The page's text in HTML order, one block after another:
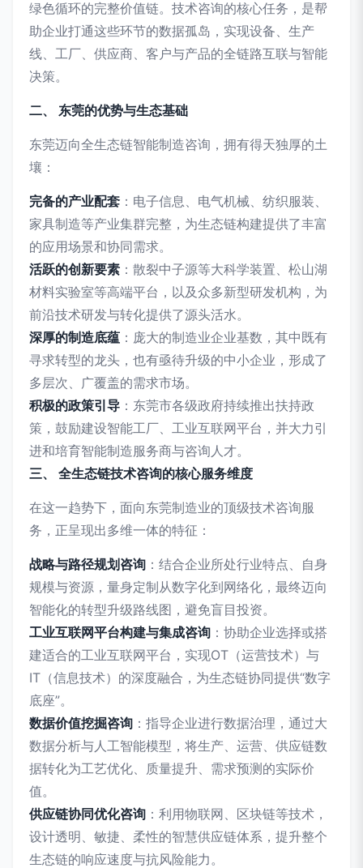
绿色循环的完整价值链。技术咨询的核心任务，是帮
助企业打通这些环节的数据孤岛，实现设备、生产
线、工厂、供应商、客户与产品的全链路互联与智能
决策。
二、 东莞的优势与生态基础
东莞迈向全生态链智能制造咨询，拥有得天独厚的土
壤：
完备的产业配套 ：电子信息、电气机械、纺织服装、
家具制造等产业集群完整，为生态链构建提供了丰富
的应用场景和协同需求。
活跃的创新要素 ：散裂中子源等大科学装置、松山湖
材料实验室等高端平台，以及众多新型研发机构，为
前沿技术研发与转化提供了源头活水。
深厚的制造底蕴 ：庞大的制造业企业基数，其中既有
寻求转型的龙头，也有亟待升级的中小企业，形成了
多层次、广覆盖的需求市场。
积极的政策引导 ：东莞市各级政府持续推出扶持政
策，鼓励建设智能工厂、工业互联网平台，并大力引
进和培育智能制造服务商与咨询人才。
三、 全生态链技术咨询的核心服务维度
在这一趋势下，面向东莞制造业的顶级技术咨询服
务，正呈现出多维一体的特征：
战略与路径规划咨询 ：结合企业所处行业特点、自身
规模与资源，量身定制从数字化到网络化，最终迈向
智能化的转型升级路线图，避免盲目投资。
工业互联网平台构建与集成咨询 ：协助企业选择或搭
建适合的工业互联网平台，实现OT（运营技术）与
IT（信息技术）的深度融合，为生态链协同提供“数字
底座”。
数据价值挖掘咨询 ：指导企业进行数据治理，通过大
数据分析与人工智能模型，将生产、运营、供应链数
据转化为工艺优化、质量提升、需求预测的实际价
值。
供应链协同优化咨询 ：利用物联网、区块链等技术，
设计透明、敏捷、柔性的智慧供应链体系，提升整个
生态链的响应速度与抗风险能力。